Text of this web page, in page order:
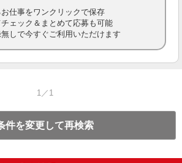
仕事をワンクリックで保存
チェック＆まとめて応募も可能
しで今すぐご利用いただけます
1／1
件を変更して再検索